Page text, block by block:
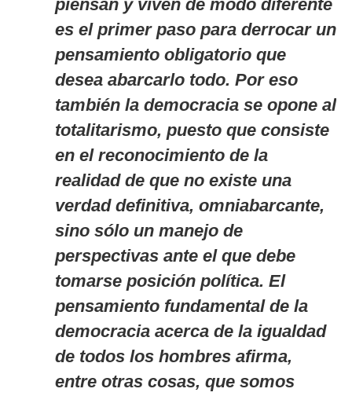
piensan y viven de modo diferente
es el primer paso para derrocar un
pensamiento obligatorio que
desea abarcarlo todo. Por eso
también la democracia se opone al
totalitarismo, puesto que consiste
en el reconocimiento de la
realidad de que no existe una
verdad definitiva, omniabarcante,
sino sólo un manejo de
perspectivas ante el que debe
tomarse posición política. El
pensamiento fundamental de la
democracia acerca de la igualdad
de todos los hombres afirma,
entre otras cosas, que somos